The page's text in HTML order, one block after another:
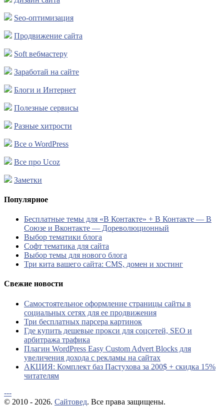
Seo-оптимизация
Продвижение сайта
Soft вебмастеру
Заработай на сайте
Блоги и Интернет
Полезные сервисы
Разные хитрости
Все о WordPress
Все про Ucoz
Заметки
Популярное
Бесплатные темы для «В Контакте» + В Контакте — В
Союзе и Вконтакте — Дореволюционный
Выбор тематики блога
Софт тематика для сайта
Выбор темы для нового блога
Три кита вашего сайта: CMS, домен и хостинг
Свежие новости
Самостоятельное оформление страницы сайты в
социальных сетях для ее продвижения
Три бесплатных парсера картинок
Где купить дешевые прокси для соцсетей, SEO и
арбитража трафика
Плагин WordPress Easy Custom Advert Blocks для
увеличения дохода с рекламы на сайтах
АКЦИЯ: Комплект баз Пастухова за 200$ + скидка 15%
читателям
---
© 2010 - 2026. Сайтовед. Все права защищены.